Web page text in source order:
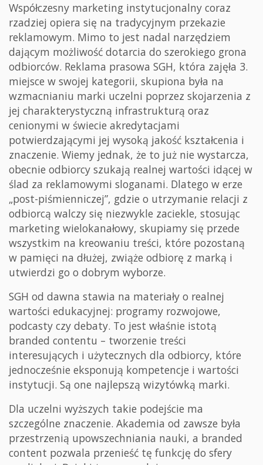
Współczesny marketing instytucjonalny coraz
rzadziej opiera się na tradycyjnym przekazie
reklamowym. Mimo to jest nadal narzędziem
dającym możliwość dotarcia do szerokiego grona
odbiorców. Reklama prasowa SGH, która zajęła 3.
miejsce w swojej kategorii, skupiona była na
wzmacnianiu marki uczelni poprzez skojarzenia z
jej charakterystyczną infrastrukturą oraz
cenionymi w świecie akredytacjami
potwierdzającymi jej wysoką jakość kształcenia i
znaczenie. Wiemy jednak, że to już nie wystarcza,
obecnie odbiorcy szukają realnej wartości idącej w
ślad za reklamowymi sloganami. Dlatego w erze
„post-piśmienniczej”, gdzie o utrzymanie relacji z
odbiorcą walczy się niezwykle zaciekle, stosując
marketing wielokanałowy, skupiamy się przede
wszystkim na kreowaniu treści, które pozostaną
w pamięci na dłużej, zwiąże odbiorę z marką i
utwierdzi go o dobrym wyborze.
SGH od dawna stawia na materiały o realnej
wartości edukacyjnej: programy rozwojowe,
podcasty czy debaty. To jest właśnie istotą
branded contentu – tworzenie treści
interesujących i użytecznych dla odbiorcy, które
jednocześnie eksponują kompetencje i wartości
instytucji. Są one najlepszą wizytówką marki.
Dla uczelni wyższych takie podejście ma
szczególne znaczenie. Akademia od zawsze była
przestrzenią upowszechniania nauki, a branded
content pozwala przenieść tę funkcję do sfery